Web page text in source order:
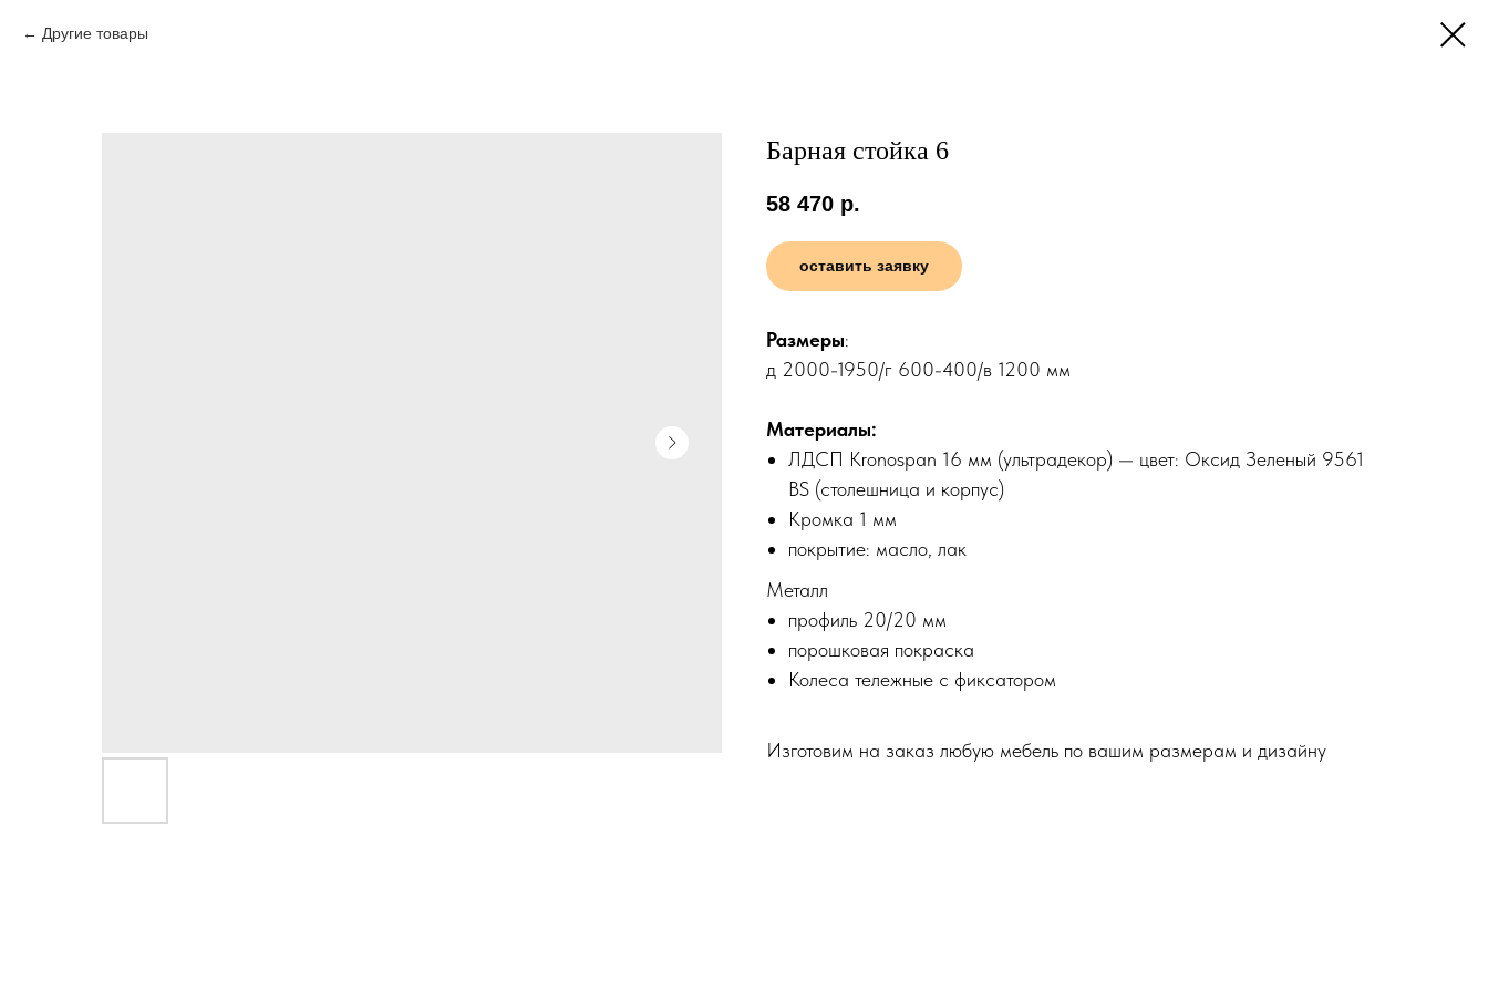
Другие товары
Барная стойка 6
58 470 р.
оставить заявку
Размеры:
д 2000-1950/г 600-400/в 1200 мм
Материалы:
ЛДСП Kronospan 16 мм (ультрадекор) — цвет: Оксид Зеленый 9561
BS (столешница и корпус)
Кромка 1 мм
покрытие: масло, лак
Металл
профиль 20/20 мм
порошковая покраска
Колеса тележные с фиксатором
Изготовим на заказ любую мебель по вашим размерам и дизайну